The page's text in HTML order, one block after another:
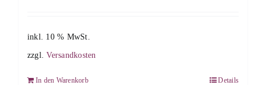
inkl. 10 % MwSt.
zzgl.Versandkosten
In den Warenkorb Details